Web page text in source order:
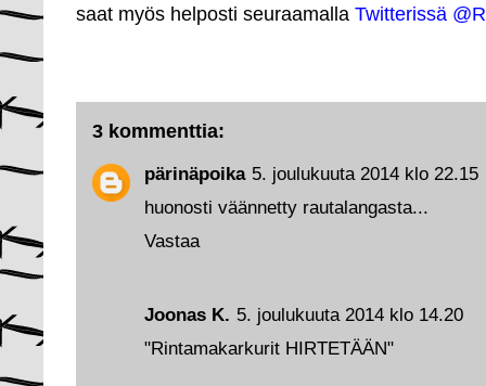
saat myös helposti seuraamalla Twitterissä
3 kommenttia:
Joonas K. 5. joulukuuta 2014 klo 14.20
"Rintamakarkurit HIRTETÄÄN"
pärinäpoika 5. joulukuuta 2014 klo 22.15
huonosti väännetty rautalangasta...
Vastaa